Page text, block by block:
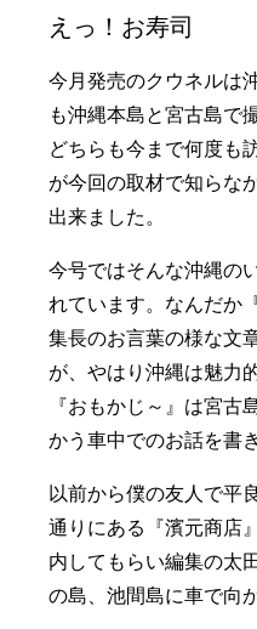
えっ！お寿司
今月発売のクウネルは
も沖縄本島と宮古島で
どちらも今まで何度も
が今回の取材で知らな
出来ました。
今号ではそんな沖縄の
れています。なんだか
集長のお言葉の様な文
が、やはり沖縄は魅力
『おもかじ～』は宮古
かう車中でのお話を書
以前から僕の友人で平
通りにある『濱元商店
内してもらい編集の太
の島、池間島に車で向